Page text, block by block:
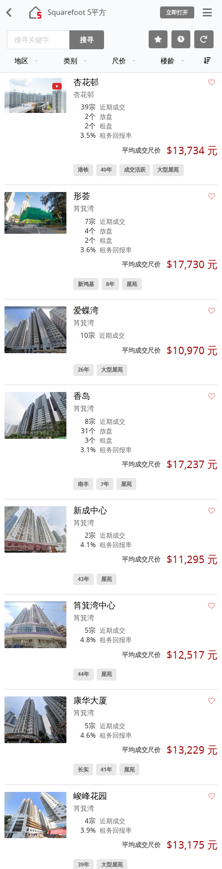
Squarefoot 5平方 立即打开
搜寻
地区 类别 尺价 楼龄
杏花邨
杏花邨
39宗 近期成交
2个 放盘
2个 租盘
3.5% 租务回报率
平均成交尺价 $13,734 元
港铁 40年 成交活跃 大型屋苑
形荟
筲箕湾
7宗 近期成交
4个 放盘
2个 租盘
3.6% 租务回报率
平均成交尺价 $17,730 元
新鸿基 8年 屋苑
爱蝶湾
筲箕湾
10宗 近期成交
平均成交尺价 $10,970 元
26年 大型屋苑
香岛
筲箕湾
8宗 近期成交
31个 放盘
3个 租盘
3.1% 租务回报率
平均成交尺价 $17,237 元
南丰 7年 屋苑
新成中心
筲箕湾
2宗 近期成交
4.1% 租务回报率
平均成交尺价 $11,295 元
43年 屋苑
筲箕湾中心
筲箕湾
5宗 近期成交
4.8% 租务回报率
平均成交尺价 $12,517 元
44年 屋苑
康华大厦
筲箕湾
5宗 近期成交
4.6% 租务回报率
平均成交尺价 $13,229 元
长实 41年 屋苑
峻峰花园
筲箕湾
4宗 近期成交
3.9% 租务回报率
平均成交尺价 $13,175 元
39年 大型屋苑